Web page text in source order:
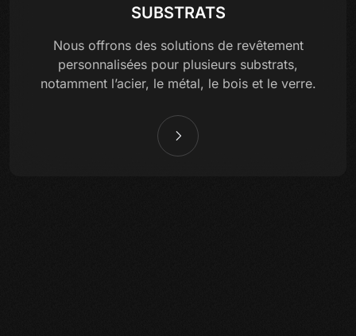
SUBSTRATS
Nous offrons des solutions de revêtement
personnalisées pour plusieurs substrats,
notamment l’acier, le métal, le bois et le verre.